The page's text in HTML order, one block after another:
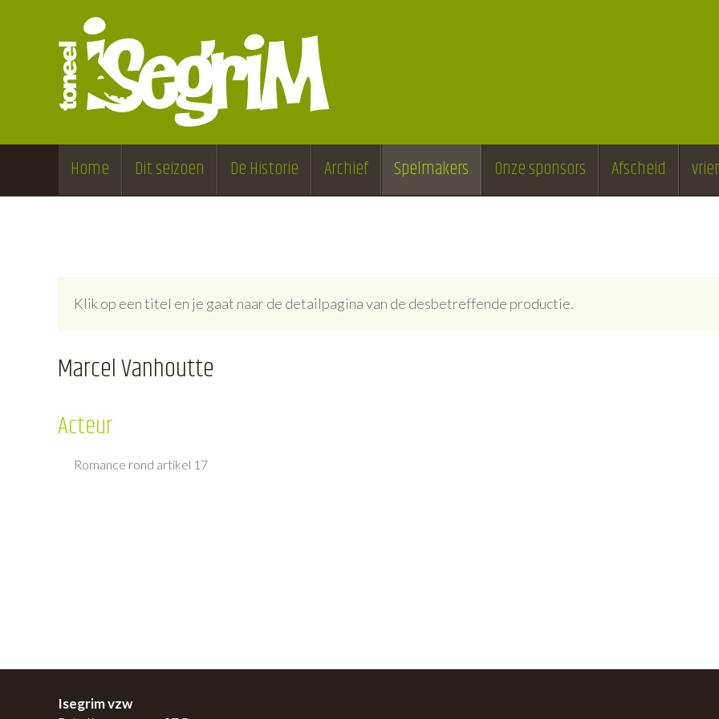
Home Dit seizoen De Historie Archief Spelmakers Onze sponsors Afscheid
Klik op een titel en je gaat naar de detailpagina van de desbetreffende productie.
Marcel Vanhoutte
Acteur
Romance rond artikel 17
Isegrim vzw